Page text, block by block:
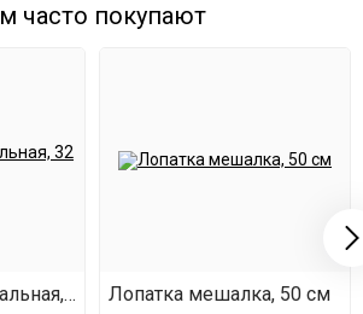
часто покупают
32 л
Лопатка мешалка, 50 см